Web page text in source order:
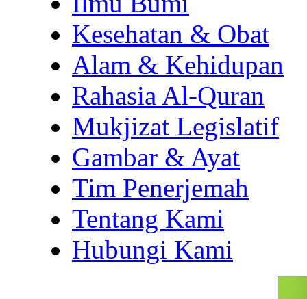
Kesehatan & Obat
Alam & Kehidupan
Rahasia Al-Quran
Mukjizat Legislatif
Gambar & Ayat
Tim Penerjemah
Tentang Kami
Hubungi Kami